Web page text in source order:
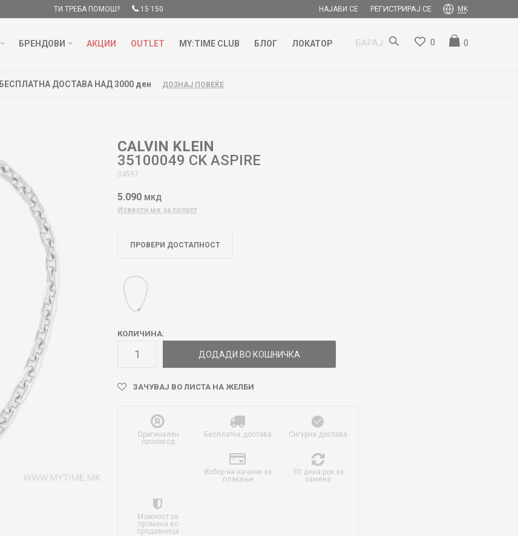
ТИ ТРЕБА ПОМОШ? 15 150 НАЈАВИ СЕ РЕГИСТРИРАЈ СЕ MK
БРЕНДОВИ АКЦИИ OUTLET MY:TIME CLUB БЛОГ ЛОКАТОР БАРАЈ 0
0
БЕСПЛАТНА ДОСТАВА НАД 3000 ден ДОЗНАЈ ПОВЕЌЕ
CALVIN KLEIN
35100049 CK ASPIRE
34597
5.090 МКД
Извести ме за попуст
ПРОВЕРИ ДОСТАПНОСТ
КОЛИЧИНА:
ДОДАДИ ВО КОШНИЧКА
ЗАЧУВАЈ ВО ЛИСТА НА ЖЕЛБИ
Оригинален
производ
Бесплатна достава Сигурна достава
Избор на начини за
плаќање
30 дена рок за
замена
Можност за
промена во
продавница